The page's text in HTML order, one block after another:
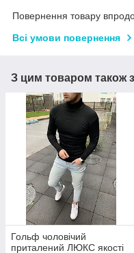
Повернення товару
Всі умови повернення
З цим товаром також
Гольф чоловічий
приталений ЛЮКС якості